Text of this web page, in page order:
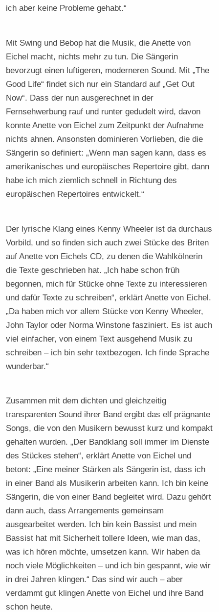
ich aber keine Probleme gehabt.“
Mit Swing und Bebop hat die Musik, die Anette von
Eichel macht, nichts mehr zu tun. Die Sängerin
bevorzugt einen luftigeren, moderneren Sound. Mit „The
Good Life“ findet sich nur ein Standard auf „Get Out
Now“. Dass der nun ausgerechnet in der
Fernsehwerbung rauf und runter gedudelt wird, davon
konnte Anette von Eichel zum Zeitpunkt der Aufnahme
nichts ahnen. Ansonsten dominieren Vorlieben, die die
Sängerin so definiert: „Wenn man sagen kann, dass es
amerikanisches und europäisches Repertoire gibt, dann
habe ich mich ziemlich schnell in Richtung des
europäischen Repertoires entwickelt.“
Der lyrische Klang eines Kenny Wheeler ist da durchaus
Vorbild, und so finden sich auch zwei Stücke des Briten
auf Anette von Eichels CD, zu denen die Wahlkölnerin
die Texte geschrieben hat. „Ich habe schon früh
begonnen, mich für Stücke ohne Texte zu interessieren
und dafür Texte zu schreiben“, erklärt Anette von Eichel.
„Da haben mich vor allem Stücke von Kenny Wheeler,
John Taylor oder Norma Winstone fasziniert. Es ist auch
viel einfacher, von einem Text ausgehend Musik zu
schreiben – ich bin sehr textbezogen. Ich finde Sprache
wunderbar.“
Zusammen mit dem dichten und gleichzeitig
transparenten Sound ihrer Band ergibt das elf prägnante
Songs, die von den Musikern bewusst kurz und kompakt
gehalten wurden. „Der Bandklang soll immer im Dienste
des Stückes stehen“, erklärt Anette von Eichel und
betont: „Eine meiner Stärken als Sängerin ist, dass ich
in einer Band als Musikerin arbeiten kann. Ich bin keine
Sängerin, die von einer Band begleitet wird. Dazu gehört
dann auch, dass Arrangements gemeinsam
ausgearbeitet werden. Ich bin kein Bassist und mein
Bassist hat mit Sicherheit tollere Ideen, wie man das,
was ich hören möchte, umsetzen kann. Wir haben da
noch viele Möglichkeiten – und ich bin gespannt, wie wir
in drei Jahren klingen.“ Das sind wir auch – aber
verdammt gut klingen Anette von Eichel und ihre Band
schon heute.